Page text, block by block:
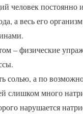
человек постоянно
а весь его
– физические
солью, а по
слишком много
нарушается